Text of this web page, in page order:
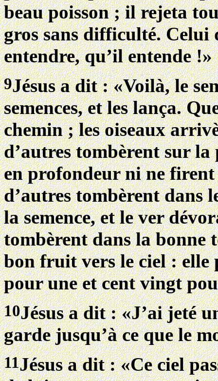
beau poisson ; il rejeta
gros sans difficulté. Celui
entendre, qu’il entende !»
9Jésus a dit : «Voilà, le
semences, et les lança.
chemin ; les oiseaux
d’autres tombèrent sur
en profondeur ni ne firent
d’autres tombèrent dans
la semence, et le ver
tombèrent dans la bonne
bon fruit vers le ciel : elle
pour une et cent vingt
10Jésus a dit : «J’ai jeté
garde jusqu’à ce que le
11Jésus a dit : «Ce ciel